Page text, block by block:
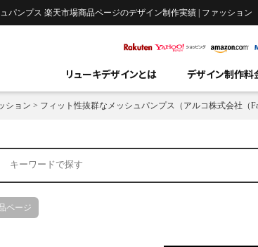
パンプス 楽天市場商品ページのデザイン制作実績 | ファッション
リューキデザインとは デザイン制作料
ション > フィット性抜群なメッシュパンプス（アルコ株式会社（
ページ